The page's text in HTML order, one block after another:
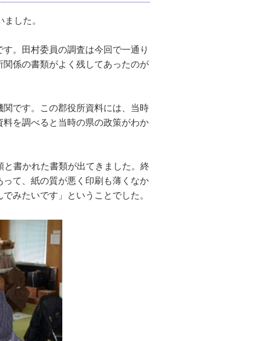
した。
。田村委員の調査は今回で一通り
係の書類がよく残してあったのが
です。この郡役所資料には、当時
を調べると当時の県の政策がわか
書かれた書類が出てきました。終
て、紙の質が悪く印刷も薄くなか
みたいです」ということでした。